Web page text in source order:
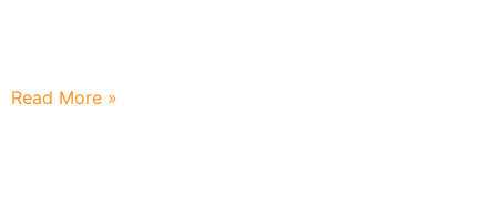
Read More »